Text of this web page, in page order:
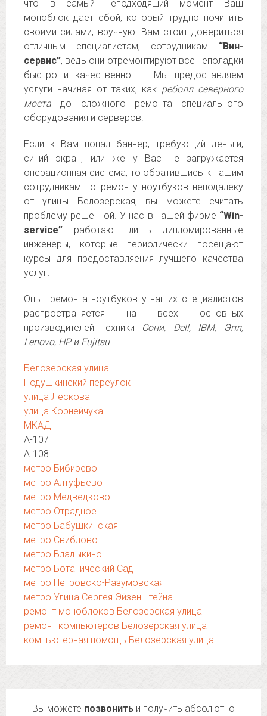
что в самый неподходящий момент Ваш
моноблок дает сбой, который трудно починить
своими силами, вручную. Вам стоит довериться
отличным специалистам, сотрудникам “Вин-
сервис”, ведь они отремонтируют все неполадки
быстро и качественно. Мы предоставляем
услуги начиная от таких, как реболл северного
моста до сложного ремонта специального
оборудования и серверов.
Если к Вам попал баннер, требующий деньги,
синий экран, или же у Вас не загружается
операционная система, то обратившись к нашим
сотрудникам по ремонту ноутбуков неподалеку
от улицы Белозерская, вы можете считать
проблему решенной. У нас в нашей фирме “Win-
service” работают лишь дипломированные
инженеры, которые периодически посещают
курсы для предоставляения лучшего качества
услуг.
Опыт ремонта ноутбуков у наших специалистов
распространяется на всех основных
производителей техники Сони, Dell, IBM, Эпл,
Lenovo, HP и Fujitsu.
Белозерская улица
Подушкинский переулок
улица Лескова
улица Корнейчука
МКАД
А-107
А-108
метро Бибирево
метро Алтуфьево
метро Медведково
метро Отрадное
метро Бабушкинская
метро Свиблово
метро Владыкино
метро Ботанический Сад
метро Петровско-Разумовская
метро Улица Сергея Эйзенштейна
ремонт моноблоков Белозерская улица
ремонт компьютеров Белозерская улица
компьютерная помощь Белозерская улица
Вы можете позвонить и получить абсолютно